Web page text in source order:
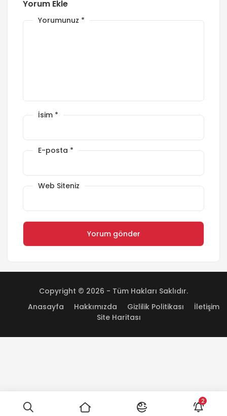
Yorum Ekle
Yorumunuz *
İsim *
E-posta *
Web Siteniz
Copyright © 2026 - Tüm Hakları Saklıdır.
Anasayfa
Hakkımızda Gizlilik Politikası
İletişim
Site Haritası
2